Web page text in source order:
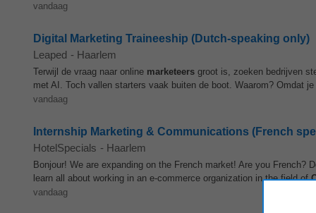
vandaag
Digital Marketing Traineeship (Dutch-speaking only)
Leaped - Haarlem
Terwijl de vraag naar online marketeers groot is, zoeken bedrijven
met AI. Toch vallen starters vaak buiten de boot. Waarom? Omdat
vandaag
Internship Marketing & Communications (French
HotelSpecials - Haarlem
Bonjour! We are expanding on the French market! Are you
learn all about working in an e-commerce organization in the field of
vandaag